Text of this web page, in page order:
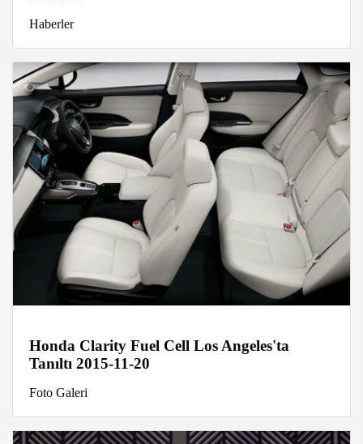
Haberler
Honda Clarity Fuel Cell Los Angeles'ta
Tanıltı 2015-11-20
Foto Galeri